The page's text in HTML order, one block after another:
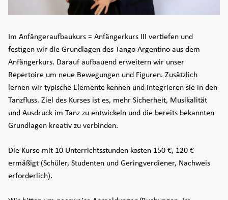
Im Anfängeraufbaukurs = Anfängerkurs III vertiefen und
festigen wir die Grundlagen des Tango Argentino aus dem
Anfängerkurs. Darauf aufbauend erweitern wir unser
Repertoire um neue Bewegungen und Figuren. Zusätzlich
lernen wir typische Elemente kennen und integrieren sie in den
Tanzfluss. Ziel des Kurses ist es, mehr Sicherheit, Musikalität
und Ausdruck im Tanz zu entwickeln und die bereits bekannten
Grundlagen kreativ zu verbinden.
Die Kurse mit 10 Unterrichtsstunden kosten 150 €, 120 €
ermäßigt (Schüler, Studenten und Geringverdiener, Nachweis
erforderlich).